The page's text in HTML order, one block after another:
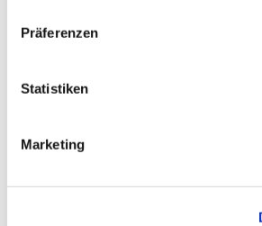
Präferenzen
Statistiken
Marketing
Dies könnte Sie